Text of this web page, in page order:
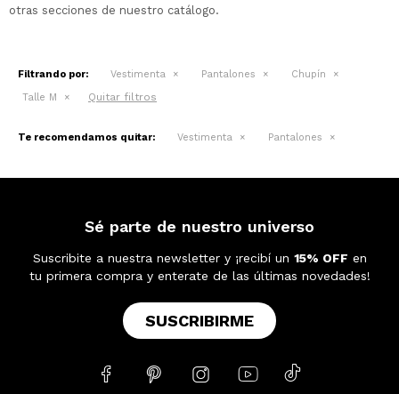
otras secciones de nuestro catálogo.
Filtrando por: Vestimenta Pantalones
Chupín
Talle M
Quitar filtros
Te recomendamos quitar: Vestimenta Pantalones
Sé parte de nuestro universo
Suscribite a nuestra newsletter y ¡recibí un 15% OFF en
tu primera compra y enterate de las últimas novedades!
SUSCRIBIRME
    